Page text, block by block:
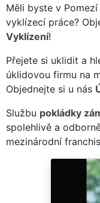
Měli byste v
vyklízecí práce?
Vyklízení!
Přejete si uklidit a
úklidovou firmu na
Objednejte si u nás
Službu pokládky
spolehlivě a
mezinárodní